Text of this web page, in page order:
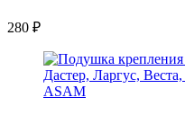
280 ₽